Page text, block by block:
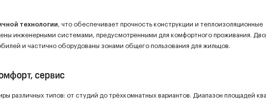
технологии, что обеспечивает прочность конструкции и теплоизоляционные
инженерными системами, предусмотренными для комфортного проживания.
и частично оборудованы зонами общего пользования для жильцов.
сервис
различных типов: от студий до трёхкомнатных вариантов. Диапазон площадей